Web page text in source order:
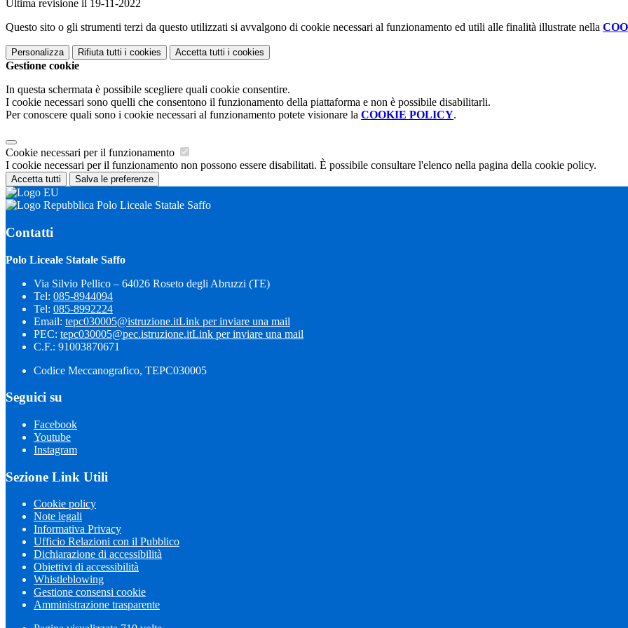
Ultima revisione il 19-11-2022
Questo sito o gli strumenti terzi da questo utilizzati si avvalgono di cookie necessari al funzionamento ed utili alle finalità illustrate nella
Personalizza Rifiuta tutti i cookies Accetta tutti i cookies
Gestione cookie
In questa schermata è possibile scegliere quali cookie consentire.
I cookie necessari sono quelli che consentono il funzionamento della piattaforma e non è possibile disabilitarli.
Per conoscere quali sono i cookie necessari al funzionamento potete visionare la COOKIE POLICY.
Cookie necessari per il funzionamento
I cookie necessari per il funzionamento non possono essere disabilitati. È possibile consultare l'elenco nella pagina della cookie policy.
Accetta tutti Salva le preferenze
Polo Liceale Statale Saffo
Contatti
Polo Liceale Statale Saffo
Via Silvio Pellico – 64026 Roseto degli Abruzzi (TE)
Tel: 085-8944094
Tel: 085-8992224
Email: tepc030005@istruzione.itLink per inviare una mail
PEC: tepc030005@pec.istruzione.itLink per inviare una mail
C.F.: 91003870671
Codice Meccanografico, TEPC030005
Seguici su
Facebook
Youtube
Instagram
Sezione Link Utili
Cookie policy
Note legali
Informativa Privacy
Ufficio Relazioni con il Pubblico
Dichiarazione di accessibilità
Obiettivi di accessibilità
Whistleblowing
Gestione consensi cookie
Amministrazione trasparente